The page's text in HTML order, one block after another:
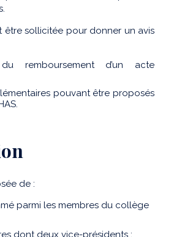
être sollicitée pour donner un avis
remboursement d’un acte
pouvant être proposés
de :
parmi les membres du collège